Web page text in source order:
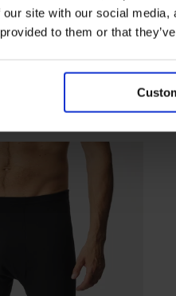
site with our social
to them or that